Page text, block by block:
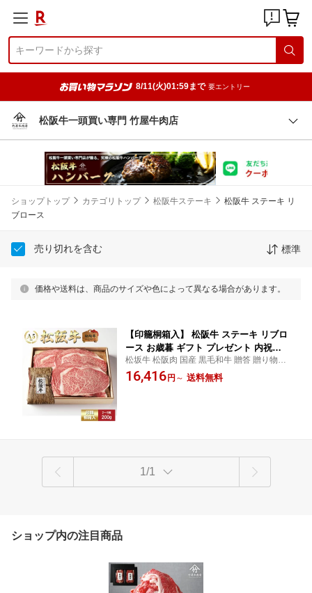
8/11(火)01:59まで 要エントリー
松阪牛一頭買い専門 竹屋牛肉店
ショップトップ カテゴリトップ 松阪牛ステーキ
松阪牛 ステーキ リ
ブロース
売り切れを含む 標準
価格や送料は、商品のサイズや色によって異なる場合があります。
【印籠桐箱入】 松阪牛 ステーキ リブロ
ース お歳暮 ギフト プレゼント 内祝い
お返し お祝い 誕生日 結婚祝い 出産祝
い 結婚内祝い 出産内祝い 牛肉 肉 グル
松坂牛 松阪肉 国産 黒毛和牛 贈答 贈り物 プ
レゼント
16,416 円 ～ 送料無料
1/1
ショップ内の注目商品